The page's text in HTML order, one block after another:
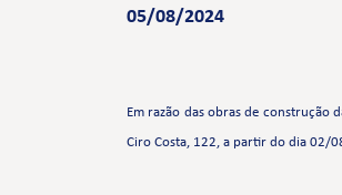
05/08/2024
Em razão das obras de construção
Ciro Costa, 122, a partir do dia 02/